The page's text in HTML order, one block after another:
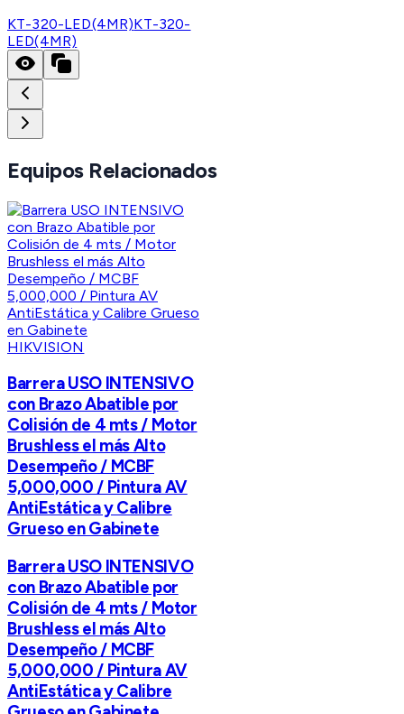
KT-320-LED(4MR)KT-320-
LED(4MR)
Equipos Relacionados
HIKVISION
Barrera USO INTENSIVO
con Brazo Abatible por
Colisión de 4 mts / Motor
Brushless el más Alto
Desempeño / MCBF
5,000,000 / Pintura AV
AntiEstática y Calibre
Grueso en Gabinete
Barrera USO INTENSIVO
con Brazo Abatible por
Colisión de 4 mts / Motor
Brushless el más Alto
Desempeño / MCBF
5,000,000 / Pintura AV
AntiEstática y Calibre